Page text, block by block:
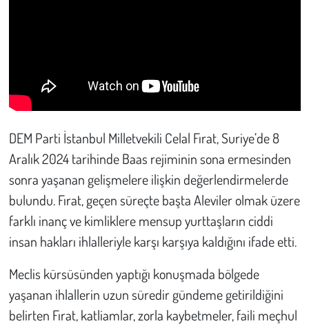
DEM Parti İstanbul Milletvekili Celal Fırat, Suriye’de 8
Aralık 2024 tarihinde Baas rejiminin sona ermesinden
sonra yaşanan gelişmelere ilişkin değerlendirmelerde
bulundu. Fırat, geçen süreçte başta Aleviler olmak üzere
farklı inanç ve kimliklere mensup yurttaşların ciddi
insan hakları ihlalleriyle karşı karşıya kaldığını ifade etti.
Meclis kürsüsünden yaptığı konuşmada bölgede
yaşanan ihlallerin uzun süredir gündeme getirildiğini
belirten Fırat, katliamlar, zorla kaybetmeler, faili meçhul